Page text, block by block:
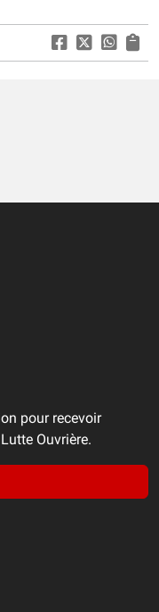
pour recevoir
Ouvrière.